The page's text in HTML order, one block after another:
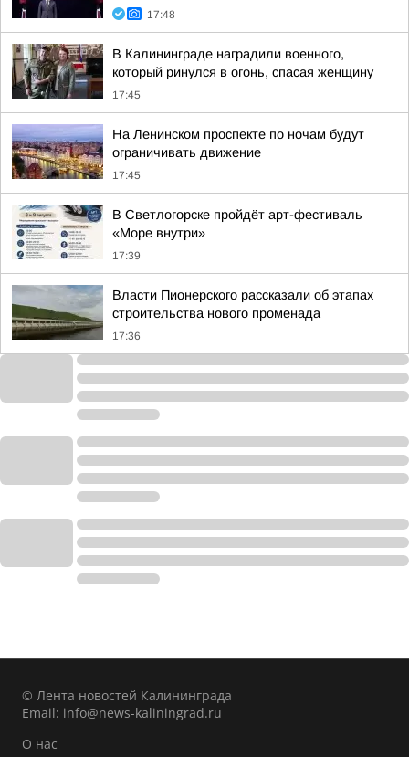
17:48
В Калининграде наградили военного,
который ринулся в огонь, спасая женщину
17:45
На Ленинском проспекте по ночам будут
ограничивать движение
17:45
В Светлогорске пройдёт арт-фестиваль
«Море внутри»
17:39
Власти Пионерского рассказали об этапах
строительства нового променада
17:36
© Лента новостей Калининграда
Email: info@news-kaliningrad.ru
О нас